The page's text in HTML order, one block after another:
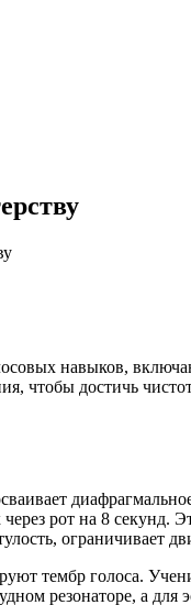
навыков,
чтобы достичь
рот на 8 секунд.
ограничивает
тембр голоса.
резонаторе, а